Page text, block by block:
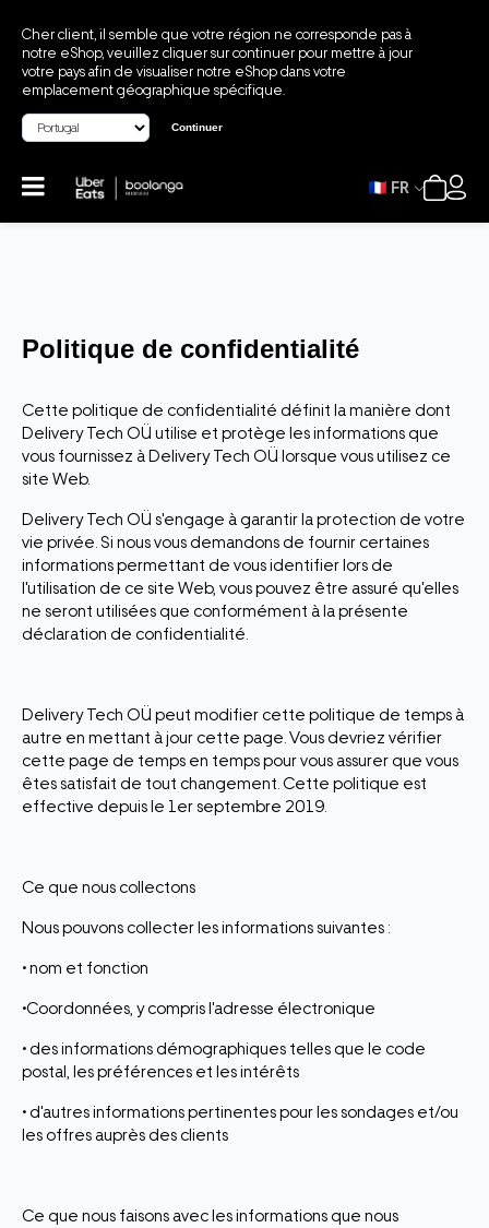
Cher client, il semble que votre région ne corresponde pas à
notre eShop, veuillez cliquer sur continuer pour mettre à jour
votre pays afin de visualiser notre eShop dans votre
emplacement géographique spécifique.
Continuer
FR
Politique de confidentialité
Cette politique de confidentialité définit la manière dont
Delivery Tech OÜ utilise et protège les informations que
vous fournissez à Delivery Tech OÜ lorsque vous utilisez ce
site Web.
Delivery Tech OÜ s'engage à garantir la protection de votre
vie privée. Si nous vous demandons de fournir certaines
informations permettant de vous identifier lors de
l'utilisation de ce site Web, vous pouvez être assuré qu'elles
ne seront utilisées que conformément à la présente
déclaration de confidentialité.
Delivery Tech OÜ peut modifier cette politique de temps à
autre en mettant à jour cette page. Vous devriez vérifier
cette page de temps en temps pour vous assurer que vous
êtes satisfait de tout changement. Cette politique est
effective depuis le 1er septembre 2019.
Ce que nous collectons
Nous pouvons collecter les informations suivantes :
• nom et fonction
•Coordonnées, y compris l'adresse électronique
• des informations démographiques telles que le code
postal, les préférences et les intérêts
• d'autres informations pertinentes pour les sondages et/ou
les offres auprès des clients
Ce que nous faisons avec les informations que nous